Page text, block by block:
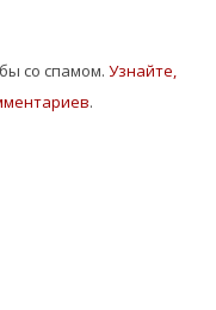
со спамом. Узнайте,
.